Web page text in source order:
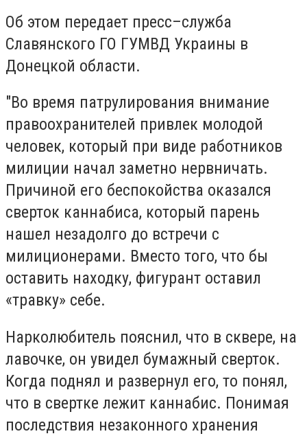
Об этом передает пресс–служба
Славянского ГО ГУМВД Украины в
Донецкой области.
"Во время патрулирования внимание
правоохранителей привлек молодой
человек, который при виде работников
милиции начал заметно нервничать.
Причиной его беспокойства оказался
сверток каннабиса, который парень
нашел незадолго до встречи с
милиционерами. Вместо того, что бы
оставить находку, фигурант оставил
«травку» себе.
Нарколюбитель пояснил, что в сквере, на
лавочке, он увидел бумажный сверток.
Когда поднял и развернул его, то понял,
что в свертке лежит каннабис. Понимая
последствия незаконного хранения